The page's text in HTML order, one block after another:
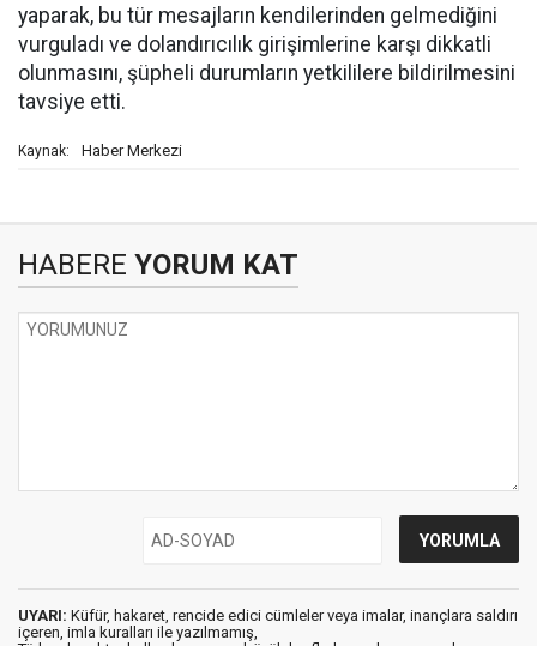
yaparak, bu tür mesajların kendilerinden gelmediğini
vurguladı ve dolandırıcılık girişimlerine karşı dikkatli
olunmasını, şüpheli durumların yetkililere bildirilmesini
tavsiye etti.
Kaynak: Haber Merkezi
HABERE YORUM KAT
UYARI: Küfür, hakaret, rencide edici cümleler veya imalar, inançlara saldırı
içeren, imla kuralları ile yazılmamış,